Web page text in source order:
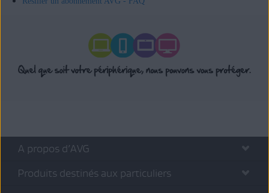
A propos d’AVG
Produits destinés aux particuliers